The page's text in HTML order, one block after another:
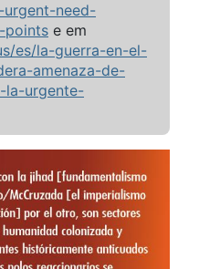
need-
points e em
es/la-guerra-en-el-
amenaza-de-
la-urgente-